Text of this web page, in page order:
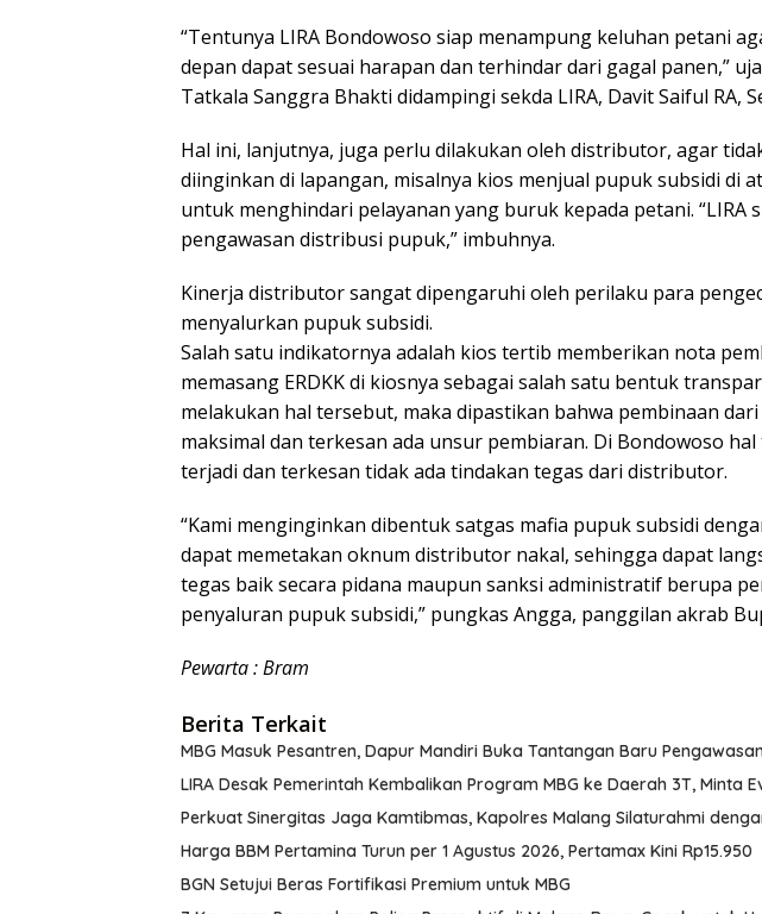
“Tentunya LIRA Bondowoso siap menampung keluhan petani
depan dapat sesuai harapan dan terhindar dari gagal panen,”
Tatkala Sanggra Bhakti didampingi sekda LIRA, Davit Saiful RA,
Hal ini, lanjutnya, juga perlu dilakukan oleh distributor, agar
diinginkan di lapangan, misalnya kios menjual pupuk subsidi di
untuk menghindari pelayanan yang buruk kepada petani. “LIRA
pengawasan distribusi pupuk,” imbuhnya.
Kinerja distributor sangat dipengaruhi oleh perilaku para
menyalurkan pupuk subsidi.
Salah satu indikatornya adalah kios tertib memberikan nota
memasang ERDKK di kiosnya sebagai salah satu bentuk
melakukan hal tersebut, maka dipastikan bahwa pembinaan
maksimal dan terkesan ada unsur pembiaran. Di Bondowoso
terjadi dan terkesan tidak ada tindakan tegas dari distributor.
“Kami menginginkan dibentuk satgas mafia pupuk subsidi
dapat memetakan oknum distributor nakal, sehingga dapat
tegas baik secara pidana maupun sanksi administratif berupa
penyaluran pupuk subsidi,” pungkas Angga, panggilan akrab
Pewarta : Bram
Berita Terkait
MBG Masuk Pesantren, Dapur Mandiri Buka Tantangan Baru Pengawasan
LIRA Desak Pemerintah Kembalikan Program MBG ke Daerah 3T, Minta
Perkuat Sinergitas Jaga Kamtibmas, Kapolres Malang Silaturahmi
Harga BBM Pertamina Turun per 1 Agustus 2026, Pertamax Kini Rp15.950
BGN Setujui Beras Fortifikasi Premium untuk MBG